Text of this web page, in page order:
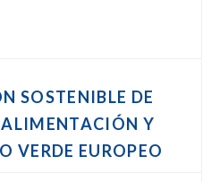
SOSTENIBLE DE
Y
VERDE EUROPEO